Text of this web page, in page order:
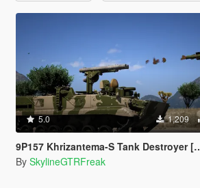
5.0 1,209
9P157 Khrizantema-S Tank Destroyer [Add-On]
By SkylineGTRFreak